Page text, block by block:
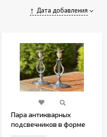
Дата добавления
Пара антикварных
подсвечников в форме